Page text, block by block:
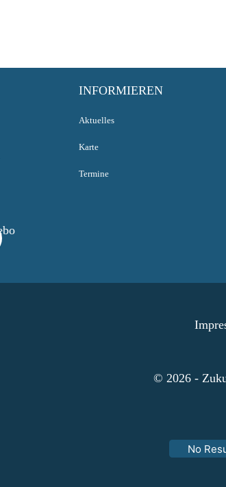
INFORMIEREN
Aktuelles
Karte
Termine
© 2026 -
No